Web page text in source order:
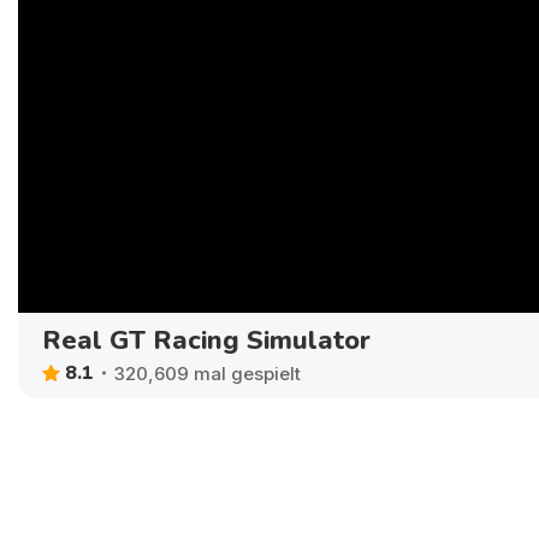
Real GT Racing Simulator
8.1 320,609 mal gespielt